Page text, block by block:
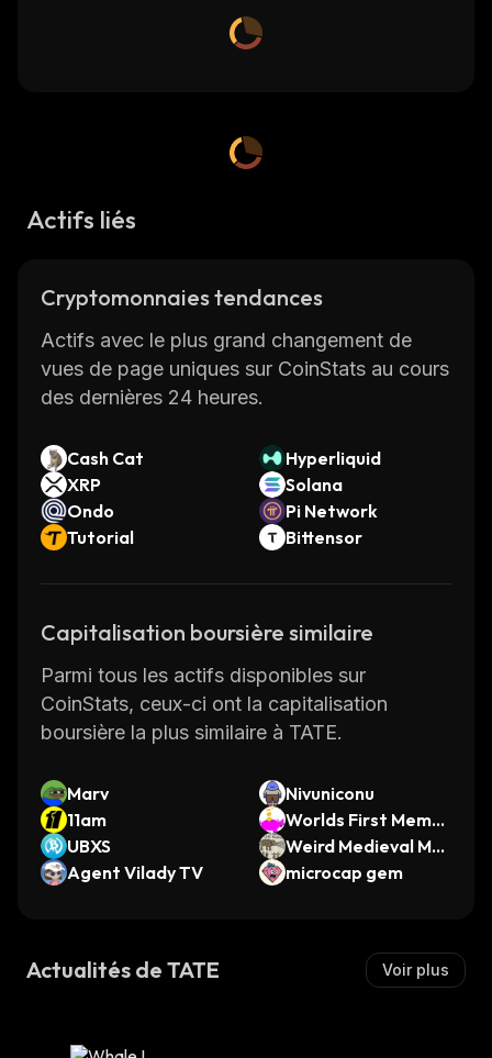
Actifs liés
Cryptomonnaies tendances
Actifs avec le plus grand changement de
vues de page uniques sur CoinStats au cours
des dernières 24 heures.
Cash Cat
Hyperliquid
XRP
Solana
Ondo
Pi Network
Tutorial
Bittensor
Capitalisation boursière similaire
Parmi tous les actifs disponibles sur
CoinStats, ceux-ci ont la capitalisation
boursière la plus similaire à TATE.
Marv
Nivuniconu
11am
Worlds First Memec
oin
UBXS
Weird Medieval Me
mes
Agent Vilady TV microcap gem
Actualités de TATE Voir plus